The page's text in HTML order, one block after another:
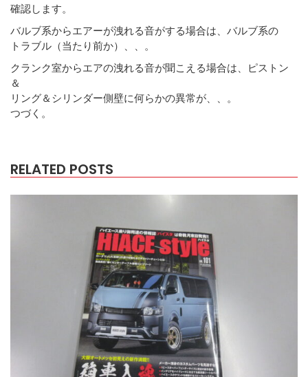
確認します。
バルブ系からエアーが洩れる音がする場合は、バルブ系の
トラブル（当たり前か）、、。
クランク室からエアの洩れる音が聞こえる場合は、ピストン
＆
リング＆シリンダー側壁に何らかの異常が、、。
つづく。
RELATED POSTS